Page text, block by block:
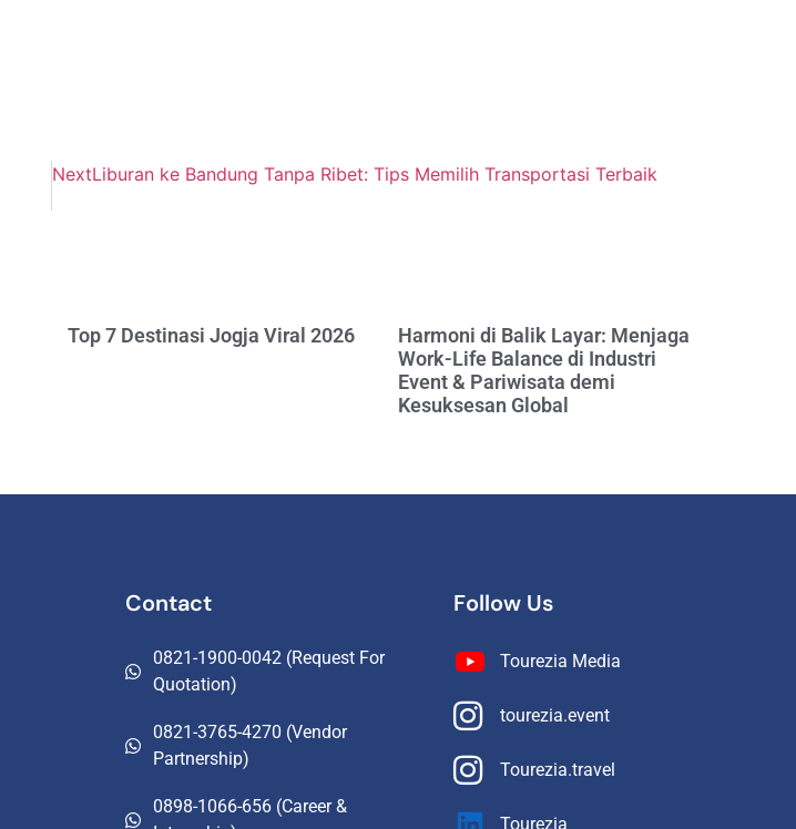
NextLiburan ke Bandung Tanpa Ribet: Tips Memilih Transportasi Terbaik
Top 7 Destinasi Jogja Viral 2026
Harmoni di Balik Layar: Menjaga
Work-Life Balance di Industri
Event & Pariwisata demi
Kesuksesan Global
Contact
0821-1900-0042 (Request For
Quotation)
0821-3765-4270 (Vendor
Partnership)
0898-1066-656 (Career &
Follow Us
Tourezia Media
tourezia.event
Tourezia.travel
Tourezia